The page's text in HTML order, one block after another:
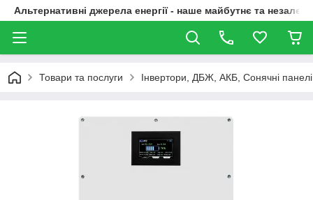
Альтернативні джерела енергії - наше майбутнє та
Товари та послуги Інвертори, ДБЖ, АКБ, Сонячні